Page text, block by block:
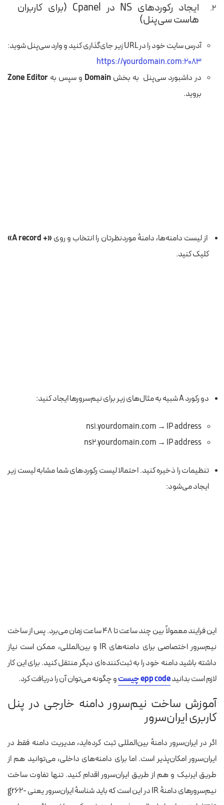
ایجاد رکوردهای NS در Cpanel (برای کاربران
هاست سی‌پنل)
آدرس سایت خود را در URL زیر جای‌گذاری کنید و وارد سی‌پنل شوید:
https://yourdomain.com:2083
در داشبورد سی‌پنل به بخش Domain و سپس به Zone Editor
بروید.
از لیست دامنه‌ها، دامنهٔ موردنظرتان را انتخاب و روی «+ A record»
کلیک کنید.
دو رکورد A شبیه به مثال‌های زیر برای نیم‌سرورها ایجاد کنید:
ns1.yourdomain.com → IP address
ns2.yourdomain.com → IP address
تنظیمات را ذخیره کنید. احتمالا لیست رکوردهای شما مشابه لیست زیر
ایجاد می‌شود:
این فرایند معمولاً بین چند ساعت تا ۴۸ ساعت زمان می‌برد. پس از ساخت
نیم‌سرور اختصاصی برای دامنه‌های IR و بین‌المللی، ممکن است نیاز
داشته باشید دامنه خود را به ثبت‌کننده‌ای دیگر منتقل کنید. برای این کار
لازم است بدانیدepp code چیست و چگونه می‌توان آن را دریافت کرد.
آموزش ساخت نیم‌سرور دامنه خارجی در پنل
کاربری ایران‌سرور
اگر در ایران‌سرور دامنهٔ بین‌المللی ثبت کرده‌اید، مدیریت دامنه فقط در
ایران‌سرور امکان‌پذیر است. اما برای دامنه‌های داخلی، می‌توانید هم از
طریق ایرنیک و هم از طریق ایران‌سرور اقدام کنید. تنها تفاوت ساخت
نیم‌سرورهای دامنهٔ IR در این است که باید شناسهٔ ایران‌سرور یعنی gr62-